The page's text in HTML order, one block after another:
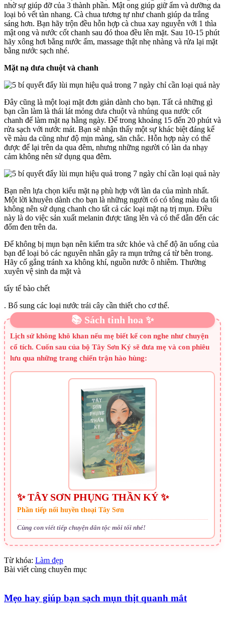
nhờ sự giúp đỡ của 3 thành phần. Mật ong giúp giữ ẩm và dưỡng da
loại bỏ vết tàn nhang. Cà chua tương tự như chanh giúp da trắng
sáng hơn. Bạn hãy trộn đều hỗn hợp cà chua xay nguyễn với 1 thìa
mật ong và nước cốt chanh sau đó thoa đều lên mặt. Sau 10-15 phút
hãy xông hơi bằng nước ấm, massage thật nhẹ nhàng và rửa lại mặt
bằng nước sạch nhé.
Mặt nạ dưa chuột và chanh
Đây cũng là một loại mặt đơn giản dành cho bạn. Tất cả những gì
bạn cần làm là thái lát mỏng dưa chuột và nhúng qua nước cốt
chanh để làm mặt nạ hằng ngày. Để trong khoảng 15 đến 20 phút và
rửa sạch với nước mát. Bạn sẽ nhận thấy một sự khác biệt đáng kể
về màu da cũng như độ mịn màng, săn chắc. Hỗn hợp này có thể
được để lại trên da qua đêm, nhưng những người có làn da nhạy
cảm không nên sử dụng qua đêm.
Bạn nên lựa chọn kiểu mặt nạ phù hợp với làn da của mình nhất.
Một lời khuyên dành cho bạn là những người có có tông màu da tối
không nên sử dụng chanh cho tất cả các loại mặt nạ trị mụn. Điều
này là do việc sản xuất melanin được tăng lên và có thể dẫn đến các
đốm đen trên da.
Để không bị mụn bạn nên kiểm tra sức khỏe và chế độ ăn uống của
bạn để loại bỏ các nguyên nhân gây ra mụn trứng cá từ bên trong.
Hãy cố gắng tránh xa không khí, nguồn nước ô nhiễm. Thường
xuyên vệ sinh da mặt và
tẩy tế bào chết
. Bổ sung các loại nước trái cây cần thiết cho cơ thể.
📚 Sách tinh hoa ✨
Lịch sử không khô khan nếu mẹ biết kể con nghe như chuyện
cổ tích. Cuốn sau của bộ Tây Sơn Ký sẽ đưa mẹ và con phiêu
lưu qua những trang chiến trận hào hùng:
✨ TÂY SƠN PHỤNG THẦN KÝ ✨
Phần tiếp nối huyền thoại Tây Sơn
Cùng con viết tiếp chuyện dân tộc mỗi tối nhé!
Từ khóa: Làm đẹp
Bài viết cùng chuyên mục
Mẹo hay giúp bạn sạch mụn thịt quanh mắt